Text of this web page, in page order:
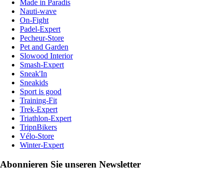
Made in Paradis
Nauti-wave
On-Fight
Padel-Expert
Pecheur-Store
Pet and Garden
Slowood Interior
Smash-Expert
Sneak'In
Sneakids
Sport is good
Training-Fit
Trek-Expert
Triathlon-Expert
TripnBikers
Vélo-Store
Winter-Expert
Abonnieren Sie unseren Newsletter